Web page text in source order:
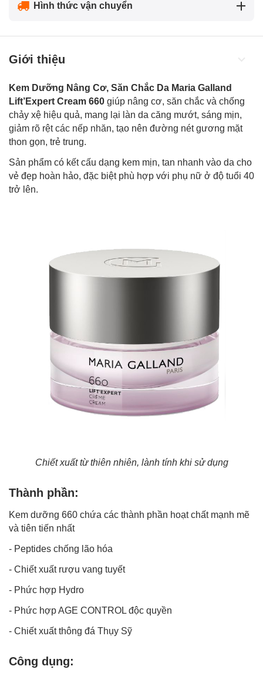
Hình thức vận chuyển
Giới thiệu
Kem Dưỡng Nâng Cơ, Săn Chắc Da Maria Galland
Lift’Expert Cream 660 giúp nâng cơ, săn chắc và chống
chảy xệ hiệu quả, mang lại làn da căng mướt, sáng mịn,
giảm rõ rệt các nếp nhăn, tạo nên đường nét gương mặt
thon gọn, trẻ trung.
Sản phẩm có kết cấu dạng kem mịn, tan nhanh vào da cho
vẻ đẹp hoàn hảo, đặc biệt phù hợp với phụ nữ ở độ tuổi 40
trở lên.
Chiết xuất từ thiên nhiên, lành tính khi sử dụng
Thành phần:
Kem dưỡng 660 chứa các thành phần hoạt chất mạnh mẽ
và tiên tiến nhất
- Peptides chống lão hóa
- Chiết xuất rượu vang tuyết
- Phức hợp Hydro
- Phức hợp AGE CONTROL độc quyền
- Chiết xuất thông đá Thụy Sỹ
Công dụng: